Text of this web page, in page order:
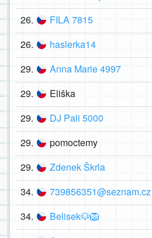
26. FILA 7815
26. haslerka14
29. Anna Marie 4997
29. Eliška
29. DJ Pali 5000
29. pomoctemy
29. Zdenek Škrla
34. 739856351@seznam.cz
34. Belisek🐶🦁